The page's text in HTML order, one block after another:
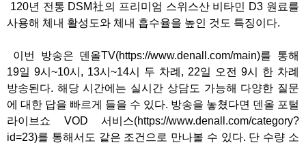
120년 전통 DSM社의 프리미엄 스위스산 비타민 D3 원료를
사용해 체내 활성도와 체내 흡수율을 높인 것도 특징이다.
이번 방송은 덴올TV(https://www.denall.com/main)를 통해
19일 9시~10시, 13시~14시 두 차례, 22일 오전 9시 한 차례
방송된다. 해당 시간에는 실시간 상담도 가능해 다양한 질문
에 대한 답을 빠르게 들을 수 있다. 방송을 놓쳤다면 덴올 포털
라이브쇼 VOD 서비스(https://www.denall.com/category?
id=23)를 통해서도 같은 조건으로 만나볼 수 있다. 단 수량 소